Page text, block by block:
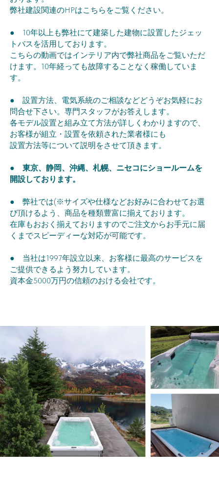
弊社建設関連のHPはこちらをご覧ください。
● 10年以上も弊社にて建築した建物に設置したジェッ
トバスを活用しております。
こちらの動画ではインテリア内で弊社商品をご覧いただ
けます。10年経っても故障することなく稼働していま
す。
● 設置方法、電気系統のご相談などどうぞお気軽にお
問合せ下さい。専門スタッフがお答えします。
各モデル設置と組み立て方法が詳しくわかりますので、
お客様が組立・設置を依頼された業者様にも
設置方法等について説明をさせて頂きます。
● 東京、静岡、沖縄、札幌、ニセコにショールームを
開設しております。
● 弊社では(※サイズや仕様などお好みに合わせてお選
び頂けるよう、商品を種類豊富に揃えております。
在庫もおおく揃えておりますのでご注文からお手元に届
くまでスピーディーな対応が可能です。
● 当社は1997年設立以来、お客様に最高のサービスを
ご提供できるよう努力しています。
資本金5000万円の信頼のおける会社です。